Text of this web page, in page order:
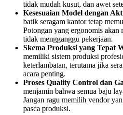
tidak mudah kusut, dan awet
Kesesuaian Model dengan
batik seragam kantor tetap
Potongan yang ergonomis akan
tidak mengganggu pekerjaan.
Skema Produksi yang Tepat
memiliki sistem produksi
keterlambatan, terutama jika
acara penting.
Proses Quality Control dan
menjamin bahwa semua baju
Jangan ragu memilih vendor
pasca produksi.